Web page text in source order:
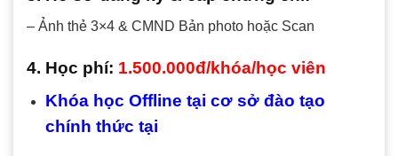
– Ảnh thẻ 3×4 & CMND Bản photo hoặc Scan
4. Học phí: 1.500.000đ/khóa/học viên
Khóa học Offline tại cơ sở đào tạo
chính thức tại